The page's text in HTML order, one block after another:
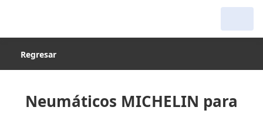
Regresar
Neumáticos MICHELIN para